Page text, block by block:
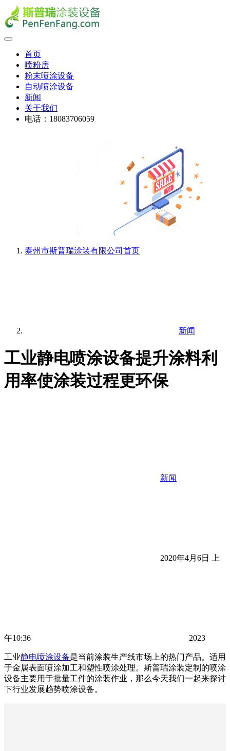
首页
喷粉房
粉末喷涂设备
自动喷涂设备
新闻
关于我们
电话：18083706059
泰州市斯普瑞涂装有限公司 首页
新闻
工业静电喷涂设备提升涂料利
用率使涂装过程更环保
新闻
2020年4月6日 上
午10:36 2023
工业静电喷涂设备是当前涂装生产线市场上的热门产品。适用
于金属表面喷涂加工和塑性喷涂处理。斯普瑞涂装定制的喷涂
设备主要用于批量工件的涂装作业，那么今天我们一起来探讨
下行业发展趋势喷涂设备。